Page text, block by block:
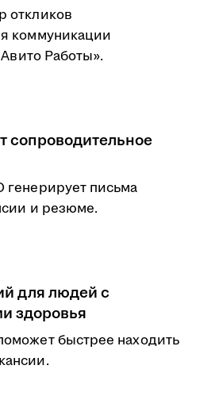
откликов
коммуникации
Работы».
сопроводительное
генерирует письма
и резюме.
для людей с
здоровья
быстрее находить